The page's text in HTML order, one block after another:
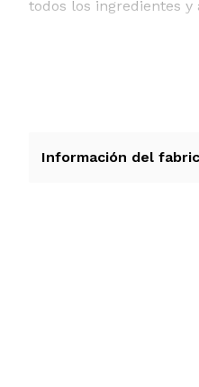
todos los ingredientes
Información del